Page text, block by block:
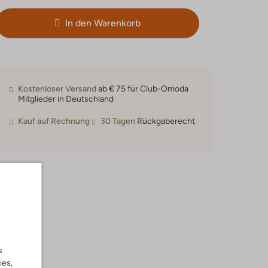
In den Warenkorb
Kostenloser Versandab € 75 für Club-Omoda
Mitglieder in Deutschland
Kauf auf Rechnung 30 Tagen Rückgaberecht